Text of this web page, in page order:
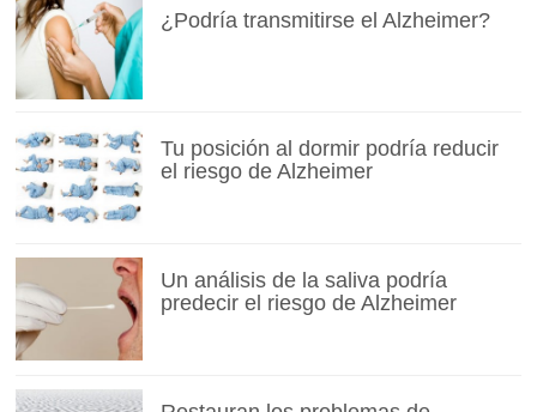
¿Podría transmitirse el Alzheimer?
Tu posición al dormir podría reducir
el riesgo de Alzheimer
Un análisis de la saliva podría
predecir el riesgo de Alzheimer